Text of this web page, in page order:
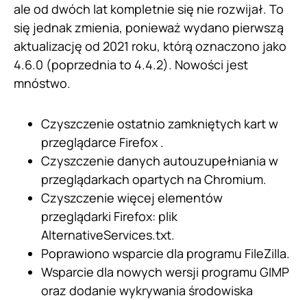
ale od dwóch lat kompletnie się nie rozwijał. To
się jednak zmienia, ponieważ wydano pierwszą
aktualizację od 2021 roku, którą oznaczono jako
4.6.0 (poprzednia to 4.4.2). Nowości jest
mnóstwo.
Czyszczenie ostatnio zamkniętych kart w
przeglądarce Firefox .
Czyszczenie danych autouzupełniania w
przeglądarkach opartych na Chromium.
Czyszczenie więcej elementów
przeglądarki Firefox: plik
AlternativeServices.txt.
Poprawiono wsparcie dla programu FileZilla.
Wsparcie dla nowych wersji programu GIMP
oraz dodanie wykrywania środowiska